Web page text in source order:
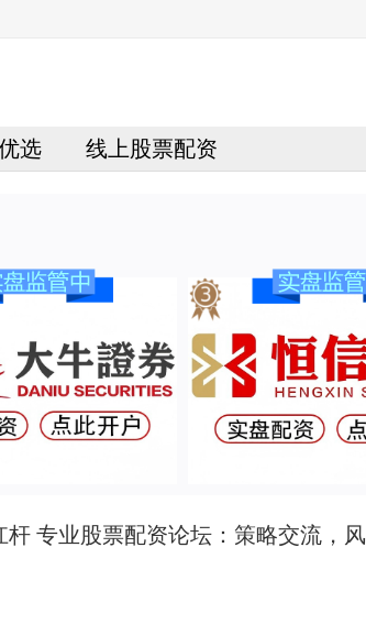
选 线上股票配资
杆 专业股票配资论坛：策略交流，风